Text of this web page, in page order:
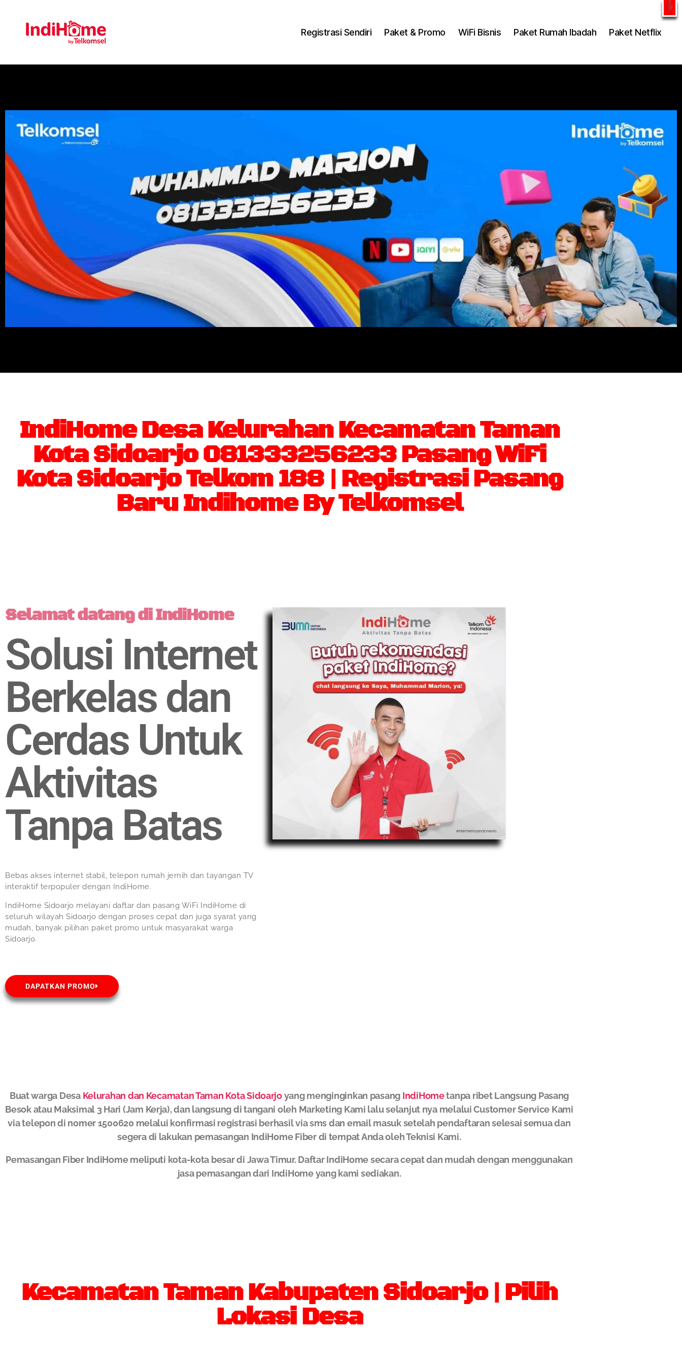
Registrasi Sendiri Paket & Promo WiFi Bisnis Paket Rumah Ibadah Paket Netflix
IndiHome Desa Kelurahan Kecamatan Taman
Kota Sidoarjo 081333256233 Pasang WiFi
Kota Sidoarjo Telkom 188 | Registrasi Pasang
Baru Indihome By Telkomsel
Selamat datang di IndiHome
Solusi Internet
Berkelas dan
Cerdas Untuk
Aktivitas
Tanpa Batas
Bebas akses internet stabil, telepon rumah jernih dan tayangan TV
interaktif terpopuler dengan IndiHome.
IndiHome Sidoarjo melayani daftar dan pasang WiFi IndiHome di
seluruh wilayah Sidoarjo dengan proses cepat dan juga syarat yang
mudah, banyak pilihan paket promo untuk masyarakat warga
Sidoarjo.
DAPATKAN PROMO
Buat warga Desa Kelurahan dan Kecamatan Taman Kota Sidoarjoyang menginginkan pasang IndiHometanpa ribet Langsung Pasang
Besok atau Maksimal 3 Hari (Jam Kerja), dan langsung di tangani oleh Marketing Kami lalu selanjut nya melalui Customer Service Kami
via telepon di nomer 1500620 melalui konfirmasi registrasi berhasil via sms dan email masuk setelah pendaftaran selesai semua dan
segera di lakukan pemasangan IndiHome Fiber di tempat Anda oleh Teknisi Kami.
Pemasangan Fiber IndiHome meliputi kota-kota besar di Jawa Timur. Daftar IndiHome secara cepat dan mudah dengan menggunakan
jasa pemasangan dari IndiHome yang kami sediakan.
Kecamatan Taman Kabupaten Sidoarjo | Pilih
Lokasi Desa